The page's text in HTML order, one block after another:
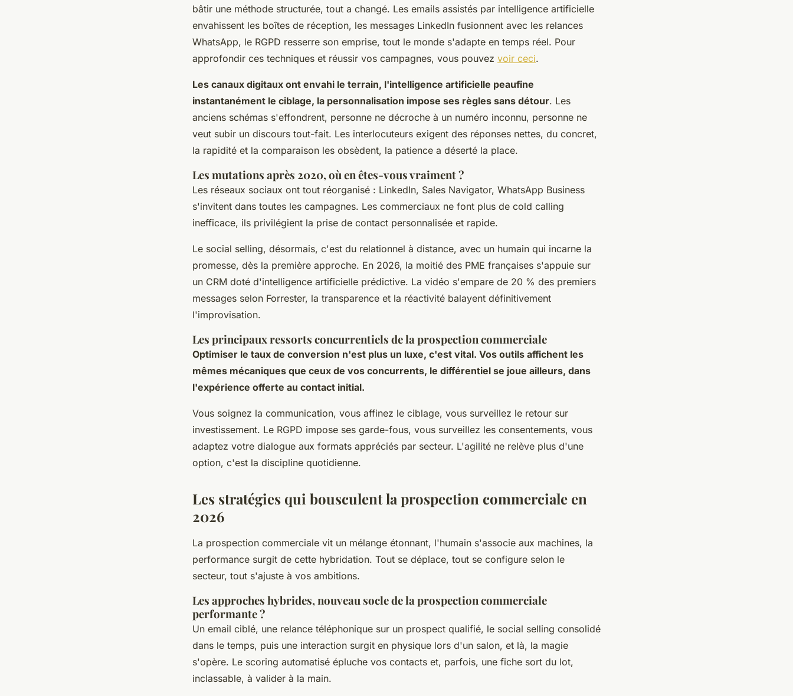
bâtir une méthode structurée, tout a changé. Les emails assistés par intelligence artificielle
envahissent les boîtes de réception, les messages LinkedIn fusionnent avec les relances
WhatsApp, le RGPD resserre son emprise, tout le monde s'adapte en temps réel. Pour
approfondir ces techniques et réussir vos campagnes, vous pouvez voir ceci.
Les canaux digitaux ont envahi le terrain, l'intelligence artificielle peaufine
instantanément le ciblage, la personnalisation impose ses règles sans détour. Les
anciens schémas s'effondrent, personne ne décroche à un numéro inconnu, personne ne
veut subir un discours tout-fait. Les interlocuteurs exigent des réponses nettes, du concret,
la rapidité et la comparaison les obsèdent, la patience a déserté la place.
Les mutations après 2020, où en êtes-vous vraiment ?
Les réseaux sociaux ont tout réorganisé : LinkedIn, Sales Navigator, WhatsApp Business
s'invitent dans toutes les campagnes. Les commerciaux ne font plus de cold calling
inefficace, ils privilégient la prise de contact personnalisée et rapide.
Le social selling, désormais, c'est du relationnel à distance, avec un humain qui incarne la
promesse, dès la première approche. En 2026, la moitié des PME françaises s'appuie sur
un CRM doté d'intelligence artificielle prédictive. La vidéo s'empare de 20 % des premiers
messages selon Forrester, la transparence et la réactivité balayent définitivement
l'improvisation.
Les principaux ressorts concurrentiels de la prospection commerciale
Optimiser le taux de conversion n'est plus un luxe, c'est vital. Vos outils affichent les
mêmes mécaniques que ceux de vos concurrents, le différentiel se joue ailleurs, dans
l'expérience offerte au contact initial.
Vous soignez la communication, vous affinez le ciblage, vous surveillez le retour sur
investissement. Le RGPD impose ses garde-fous, vous surveillez les consentements, vous
adaptez votre dialogue aux formats appréciés par secteur. L'agilité ne relève plus d'une
option, c'est la discipline quotidienne.
Les stratégies qui bousculent la prospection commerciale en
2026
La prospection commerciale vit un mélange étonnant, l'humain s'associe aux machines, la
performance surgit de cette hybridation. Tout se déplace, tout se configure selon le
secteur, tout s'ajuste à vos ambitions.
Les approches hybrides, nouveau socle de la prospection commerciale
performante ?
Un email ciblé, une relance téléphonique sur un prospect qualifié, le social selling consolidé
dans le temps, puis une interaction surgit en physique lors d'un salon, et là, la magie
s'opère. Le scoring automatisé épluche vos contacts et, parfois, une fiche sort du lot,
inclassable, à valider à la main.